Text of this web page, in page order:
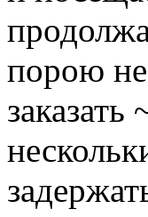
порою не